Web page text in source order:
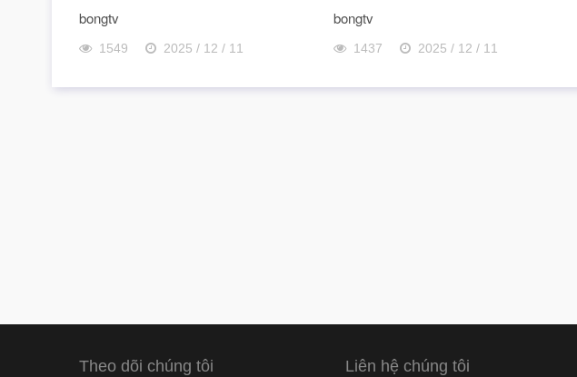
bongtv
1549 2025 / 12 / 11
bongtv
1437 2025 / 12 / 11
Theo dõi chúng tôi Liên hệ chúng tôi